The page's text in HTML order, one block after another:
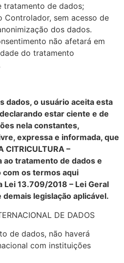
tratamento de dados;
Controlador, sem acesso de
dos dados.
não afetará em
do tratamento
dados, o usuário aceita esta
estar ciente e de
nela constantes,
expressa e informada, que
CITRICULTURA –
ao tratamento de dados e
os termos aqui
13.709/2018 – Lei Geral
legislação aplicável.
DE DADOS
de dados, não haverá
com instituições